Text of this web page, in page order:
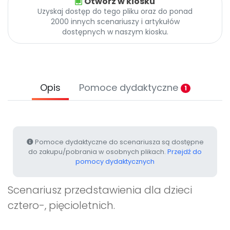
Pomoc
Uzyskaj dostęp do tego pliku oraz do ponad
2000 innych scenariuszy i artykułów
dostępnych w naszym kiosku.
Opis Pomoce dydaktyczne 1
Pomoce dydaktyczne do scenariusza są dostępne
do zakupu/pobrania w osobnych plikach. Przejdź do
pomocy dydaktycznych
Scenariusz przedstawienia dla dzieci
cztero-, pięcioletnich.